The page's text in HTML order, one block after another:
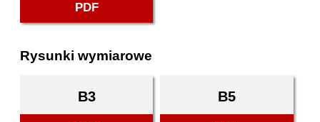
PDF
Rysunki wymiarowe
B3 B5